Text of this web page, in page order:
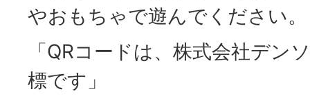
やおもちゃで遊んでください。
「QRコードは、株式会社デン
標です」